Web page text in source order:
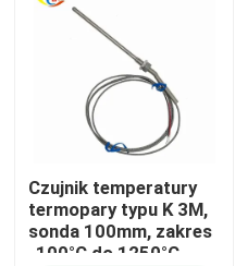
Produkty
Czujnik temperatury
termopary typu K 3M,
sonda 100mm, zakres
-100°C do 1250°C